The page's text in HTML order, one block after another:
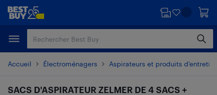
Passer
principal
Passer
Accueil Électroménagers Aspirateurs et produits
SACS D'ASPIRATEUR ZELMER DE 4 SACS +